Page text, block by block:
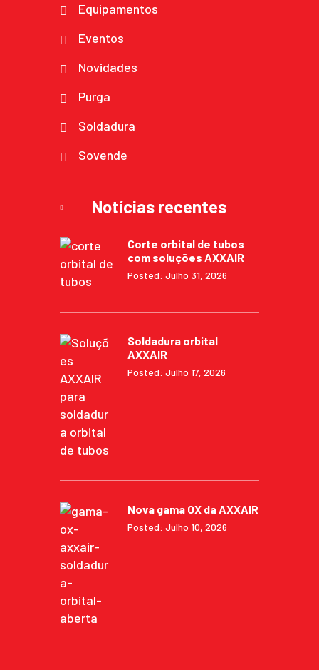
Equipamentos
Eventos
Novidades
Purga
Soldadura
Sovende
Notícias recentes
Corte orbital de tubos
com soluções AXXAIR
Posted: Julho 31, 2026
Soldadura orbital
AXXAIR
Posted: Julho 17, 2026
Nova gama OX da AXXAIR
Posted: Julho 10, 2026